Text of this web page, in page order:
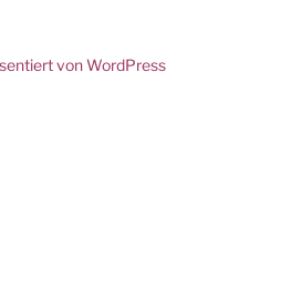
von WordPress